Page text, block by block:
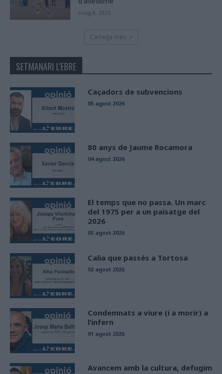
maig 8, 2026
Carrega més
SETMANARI L'EBRE
Caçadors de subvencions
05 agost 2026
80 anys de Jaume Rocamora
04 agost 2026
El temps que no passa. Un marc
del 1975 per a un paisatge del
2026
03 agost 2026
Calia que passés a Tortosa
02 agost 2026
Condemnats a viure (i a morir) a
l’infern
01 agost 2026
Avancem amb la cultura, defugim